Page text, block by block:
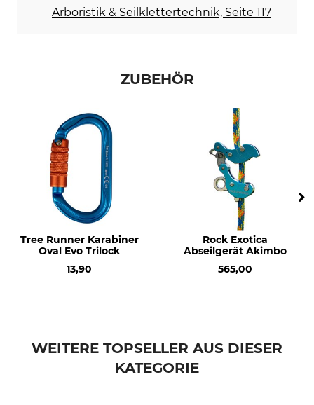
Baumkletterseil Allegro 11,6 mm
Bruchlast
Arboristik & Seilklettertechnik, Seite 117
ZUBEHÖR
Tree Runner Karabiner
Oval Evo Trilock
13,90
Rock Exotica
Abseilgerät Akimbo
565,00
WEITERE TOPSELLER AUS DIESER
KATEGORIE